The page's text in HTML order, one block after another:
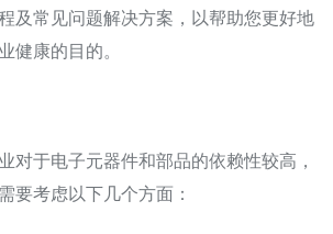
立即试用
售前咨询：400-116-6869
及常见问题解决方案，以帮助您更好地
健康的目的。
对于电子元器件和部品的依赖性较高，
要考虑以下几个方面：